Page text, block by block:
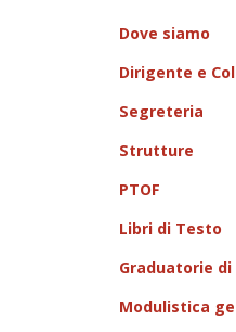
Dove siamo
Dirigente e
Segreteria
Strutture
PTOF
Libri di Testo
Graduatorie
Modulistica